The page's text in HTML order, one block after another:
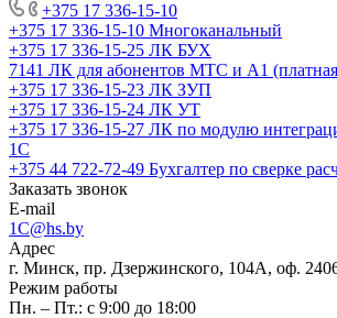
+375 17 336-15-10
+375 17 336-15-10 Многоканальный
+375 17 336-15-25 ЛК БУХ
7141 ЛК для абонентов МТС и А1
+375 17 336-15-23 ЛК ЗУП
+375 17 336-15-24 ЛК УТ
+375 17 336-15-27 ЛК по модулю
1С
+375 44 722-72-49 Бухгалтер по сверке
Заказать звонок
E-mail
1C@hs.by
Адрес
г. Минск, пр. Дзержинского, 104А, оф.
Режим работы
Пн. – Пт.: с 9:00 до 18:00